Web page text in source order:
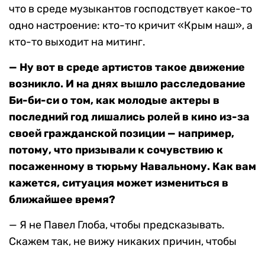
что в среде музыкантов господствует какое-то
одно настроение: кто-то кричит «Крым наш», а
кто-то выходит на митинг.
— Ну вот в среде артистов такое движение
возникло. И на днях вышло расследование
Би-би-сио том, как молодые актеры в
последний год лишались ролей в кино из-за
своей гражданской позиции — например,
потому, что призывали к сочувствию к
посаженному в тюрьму Навальному. Как вам
кажется, ситуация может измениться в
ближайшее время?
— Я не Павел Глоба, чтобы предсказывать.
Скажем так, не вижу никаких причин, чтобы